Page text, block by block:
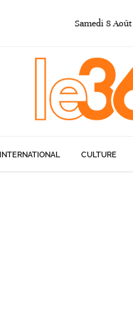
Samedi 8Août
INTERNATIONAL CULTURE